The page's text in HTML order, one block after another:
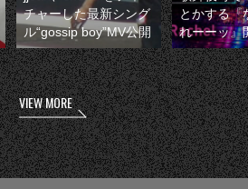
チャーした最新シング
ル“gossip boy”MV公開
とかする『
れーーッ』
VIEW MORE